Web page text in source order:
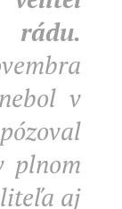
v
plnom
aj